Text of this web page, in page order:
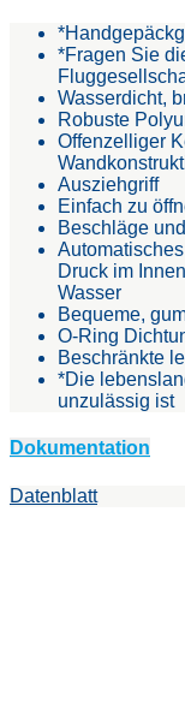
*Fragen Sie
Wasserdicht,
Robuste
Offenzelliger
Ausziehgriff
Einfach zu
Beschläge
Druck im
Wasser
Bequeme,
O-Ring
Beschränkte
*Die
unzulässig ist
Dokumentation
Datenblatt